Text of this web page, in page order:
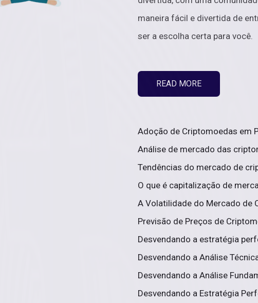
maneira fácil e divertida de
ser a escolha certa para você.
READ MORE
Adoção de Criptomoedas em
Análise de mercado das
Tendências do mercado de
O que é capitalização de
A Volatilidade do Mercado de
Previsão de Preços de
Desvendando a estratégia
Desvendando a Análise
Desvendando a Análise
Desvendando a Estratégia